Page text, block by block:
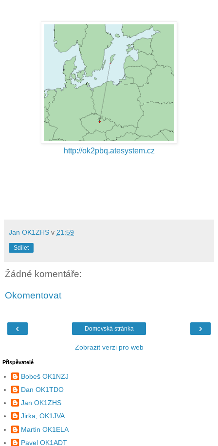
http://ok2pbq.atesystem.cz
Jan OK1ZHS v 21:59
Sdílet
Žádné komentáře:
Okomentovat
‹ ›
Domovská stránka
Zobrazit verzi pro web
Přispěvatelé
Bobeš OK1NZJ
Dan OK1TDO
Jan OK1ZHS
Jirka, OK1JVA
Martin OK1ELA
Pavel OK1ADT